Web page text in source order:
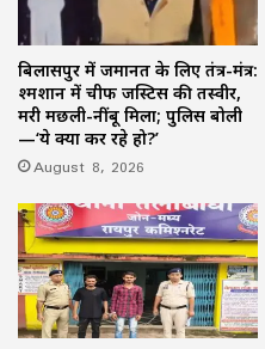
बिलासपुर में जमानत के लिए तंत्र-मंत्र:
श्मशान में चीफ जस्टिस की तस्वीर,
मरी मछली-नींबू मिला; पुलिस बोली
—‘ये क्या कर रहे हो?’
August 8, 2026